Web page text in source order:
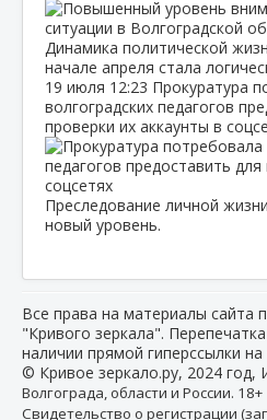
Динамика политической
начале апреля стала
19 июля 12:23 Прокуратура
волгоградских педагогов
проверки их аккаунты в
Преследование личной
новый уровень.
Все права на материалы сайта
"Кривого зеркала".
наличии прямой гиперссылки на
© Кривое зеркало.ру, 2024 год,
Волгограда, области и России. 18+
Свидетельство о регистрации